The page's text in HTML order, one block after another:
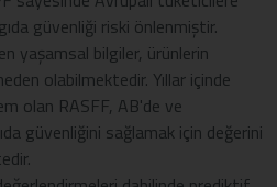
güvenliği riski önlenmiştir.
yaşamsal bilgiler, ürünlerin
olabilmektedir. Yıllar içinde
olan RASFF, AB'de ve
güvenliğini sağlamak için değerini